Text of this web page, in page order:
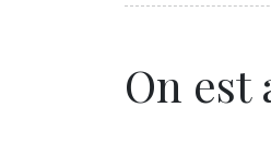
On est